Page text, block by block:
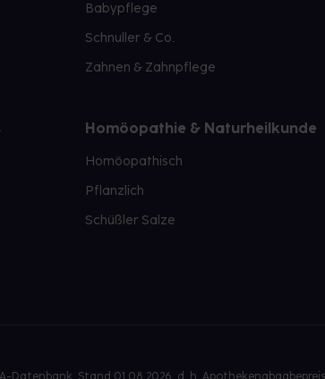
Babypflege
Schnuller & Co.
Zahnen & Zahnpflege
Homöopathie & Naturheilkunde
Homöopathisch
Pflanzlich
Schüßler Salze
Datenbank, Stand 01.08.2026, d. h.